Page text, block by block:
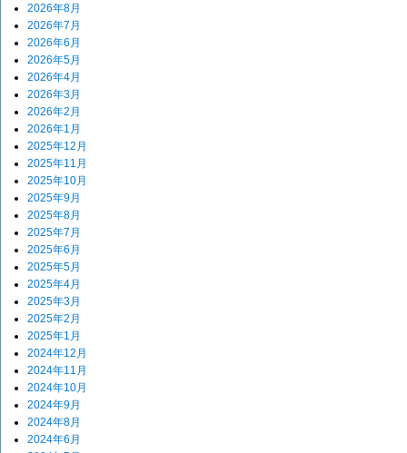
2026年8月
2026年7月
2026年6月
2026年5月
2026年4月
2026年3月
2026年2月
2026年1月
2025年12月
2025年11月
2025年10月
2025年9月
2025年8月
2025年7月
2025年6月
2025年5月
2025年4月
2025年3月
2025年2月
2025年1月
2024年12月
2024年11月
2024年10月
2024年9月
2024年8月
2024年6月